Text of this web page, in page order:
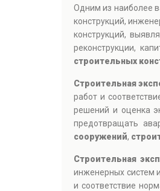
Одним из наиболее
конструкций,
конструкций,
реконструкции,
строительных
Строительная
работ и
решений и оценка
предотвращать
сооружений,
Строительная
инженерных систем
и соответствие